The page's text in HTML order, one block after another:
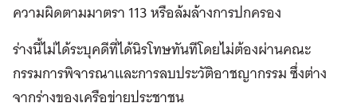
ความผิดตามมาตรา 113 หรือล้มล้างการปกครอง
ร่างนี้ไม่ได้ระบุคดีที่ได้นิรโทษทันทีโดยไม่ต้องผ่านคณะ
กรรมการพิจารณาและการลบประวัติอาชญากรรม ซึ่งต่าง
จากร่างของเครือข่ายประชาชน